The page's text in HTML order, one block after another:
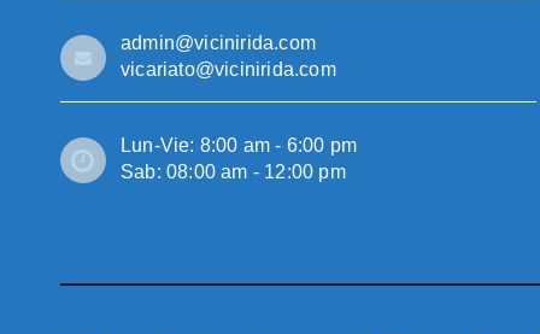
admin@vicinirida.com
vicariato@vicinirida.com
Lun-Vie: 8:00 am - 6:00 pm
Sab: 08:00 am - 12:00 pm